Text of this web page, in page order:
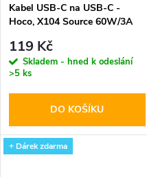
Kabel USB-C na USB-C -
Hoco, X104 Source 60W/3A
119 Kč
Skladem - hned k odeslání
>5 ks
DO KOŠÍKU
+ Dárek zdarma